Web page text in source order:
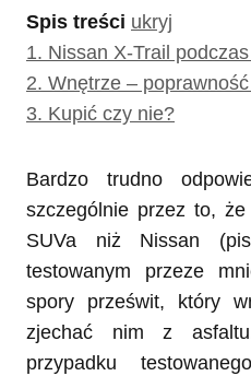
Spis treści ukryj
1. Nissan X-Trail
2. Wnętrze –
3. Kupić czy nie?
Bardzo trudno
szczególnie przez to,
SUVa niż Nissan
testowanym przeze
spory prześwit, który
zjechać nim z
przypadku